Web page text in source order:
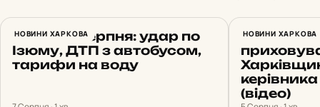
НОВИНИ ХАРКОВА
Харків 7 серпня: удар по
Ізюму, ДТП з автобусом,
тарифи на воду
НОВИНИ ХАРКОВА
Вимагав
(відео)